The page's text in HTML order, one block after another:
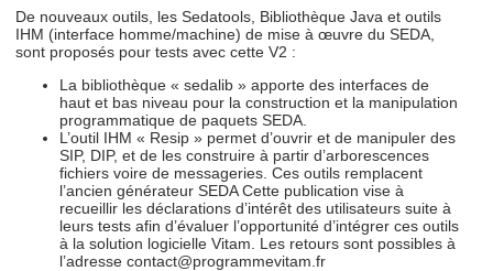
De nouveaux outils, les Sedatools, Bibliothèque Java et outils
IHM (interface homme/machine) de mise à œuvre du SEDA,
sont proposés pour tests avec cette V2 :
La bibliothèque « sedalib » apporte des interfaces de
haut et bas niveau pour la construction et la manipulation
programmatique de paquets SEDA.
L’outil IHM « Resip » permet d’ouvrir et de manipuler des
SIP, DIP, et de les construire à partir d’arborescences
fichiers voire de messageries. Ces outils remplacent
l’ancien générateur SEDA Cette publication vise à
recueillir les déclarations d’intérêt des utilisateurs suite à
leurs tests afin d’évaluer l’opportunité d’intégrer ces outils
à la solution logicielle Vitam. Les retours sont possibles à
l’adresse contact@programmevitam.fr